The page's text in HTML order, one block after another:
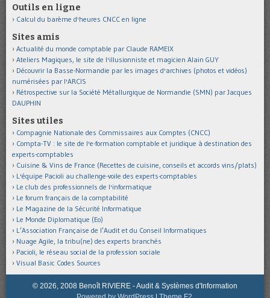
Outils en ligne
Calcul du barème d'heures CNCC en ligne
Sites amis
Actualité du monde comptable par Claude RAMEIX
Ateliers Magiques, le site de l'illusionniste et magicien Alain GUY
Découvrir la Basse-Normandie par les images d'archives (photos et vidéos)
numérisées par l'ARCIS
Rétrospective sur la Société Métallurgique de Normandie (SMN) par Jacques
DAUPHIN
Sites utiles
Compagnie Nationale des Commissaires aux Comptes (CNCC)
Compta-TV : le site de l'e-formation comptable et juridique à destination des
experts-comptables
Cuisine & Vins de France (Recettes de cuisine, conseils et accords vins/plats)
L'équipe Pacioli au challenge-voile des experts-comptables
Le club des professionnels de l'informatique
Le forum français de la comptabilité
Le Magazine de la Sécurité Informatique
Le Monde Diplomatique (Eo)
L’Association Française de l’Audit et du Conseil Informatiques
Nuage Agile, la tribu(ne) des experts branchés
Pacioli, le réseau social de la profession sociale
Visual Basic Codes Sources
© 2026, 2008 Benoît RIVIERE - Audit & Systèmes d'Information